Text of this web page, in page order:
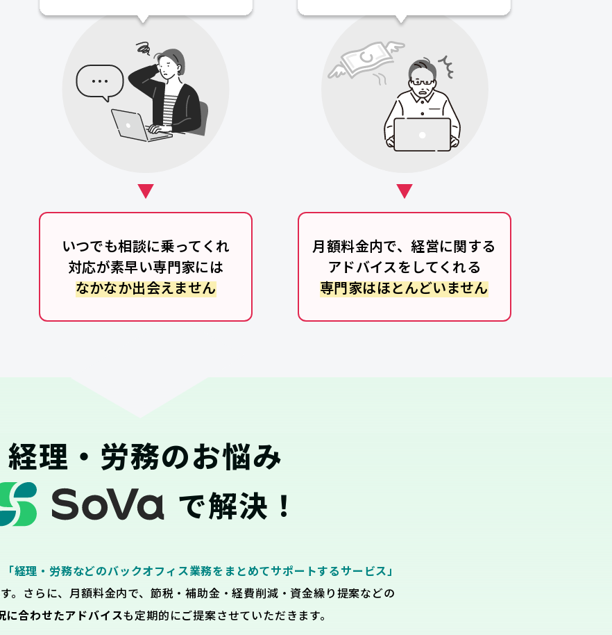
いつでも相談に乗ってくれ
対応が素早い専門家には
なかなか出会えません
月額料金内で、経営に関する
アドバイスをしてくれる
専門家はほとんどいません
経理・労務のお悩み
で解決！
「経理・労務などのバックオフィス業務をまとめてサポートするサービス」
。さらに、月額料金内で、節税・補助金・経費削減・資金繰り提案などの
に合わせたアドバイスも定期的にご提案させていただきます。